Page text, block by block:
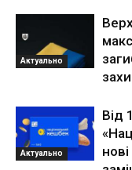
Актуально
Актуально
Від